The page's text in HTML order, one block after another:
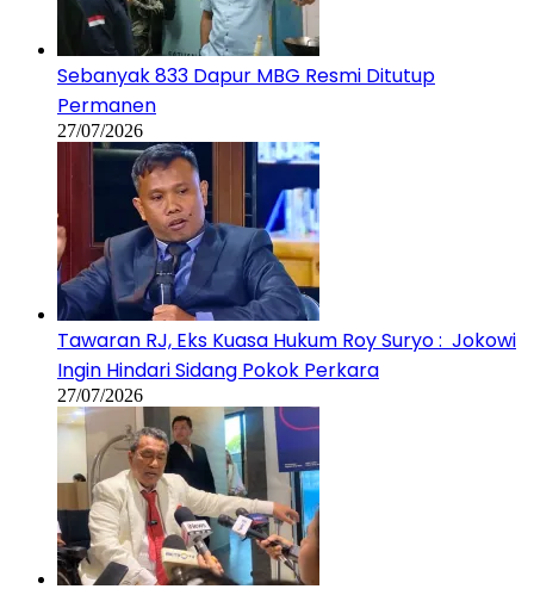
Sebanyak 833 Dapur MBG Resmi Ditutup
Permanen
27/07/2026
Tawaran RJ, Eks Kuasa Hukum Roy Suryo : Jokowi
Ingin Hindari Sidang Pokok Perkara
27/07/2026